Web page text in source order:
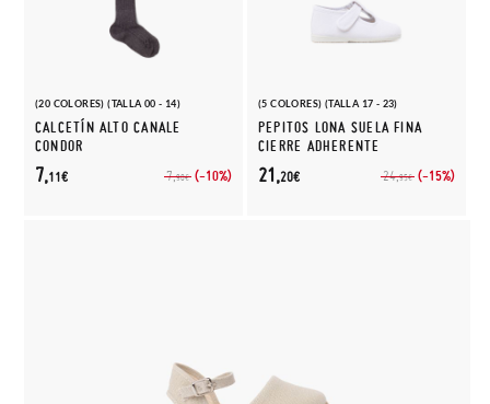
(20 COLORES) (TALLA 00 - 14)
CALCETÍN ALTO CANALE
CONDOR
7,90€ (-10%)
7,11€
(5 COLORES) (TALLA 17 - 23)
PEPITOS LONA SUELA FINA
CIERRE ADHERENTE
24,95€ (-15%)
21,20€